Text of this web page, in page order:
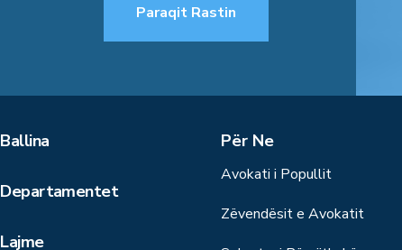
Paraqit Rastin
Ballina
Departamentet
Lajme
Për Ne
Avokati i Popullit
Zëvendësit e Avokatit